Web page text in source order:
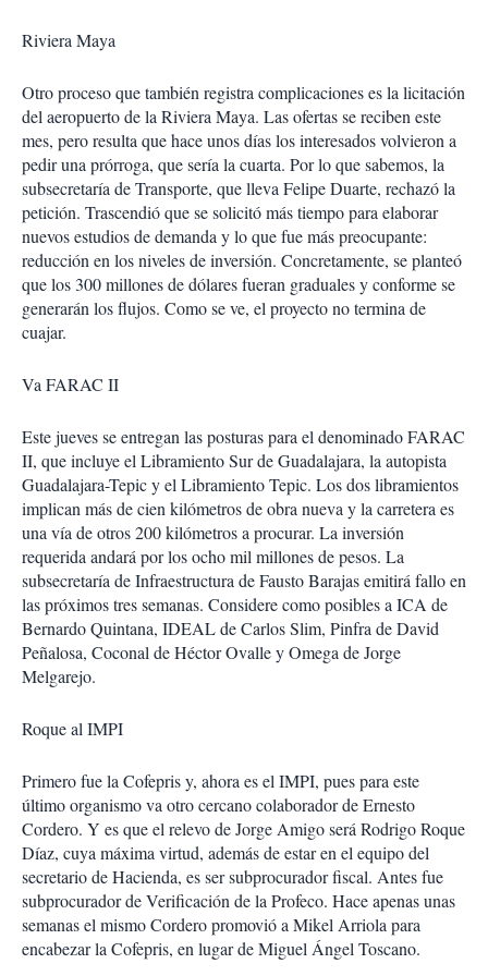
Riviera Maya
Otro proceso que también registra complicaciones es la licitación
del aeropuerto de la Riviera Maya. Las ofertas se reciben este
mes, pero resulta que hace unos días los interesados volvieron a
pedir una prórroga, que sería la cuarta. Por lo que sabemos, la
subsecretaría de Transporte, que lleva Felipe Duarte, rechazó la
petición. Trascendió que se solicitó más tiempo para elaborar
nuevos estudios de demanda y lo que fue más preocupante:
reducción en los niveles de inversión. Concretamente, se planteó
que los 300 millones de dólares fueran graduales y conforme se
generarán los flujos. Como se ve, el proyecto no termina de
cuajar.
Va FARAC II
Este jueves se entregan las posturas para el denominado FARAC
II, que incluye el Libramiento Sur de Guadalajara, la autopista
Guadalajara-Tepic y el Libramiento Tepic. Los dos libramientos
implican más de cien kilómetros de obra nueva y la carretera es
una vía de otros 200 kilómetros a procurar. La inversión
requerida andará por los ocho mil millones de pesos. La
subsecretaría de Infraestructura de Fausto Barajas emitirá fallo en
las próximos tres semanas. Considere como posibles a ICA de
Bernardo Quintana, IDEAL de Carlos Slim, Pinfra de David
Peñalosa, Coconal de Héctor Ovalle y Omega de Jorge
Melgarejo.
Roque al IMPI
Primero fue la Cofepris y, ahora es el IMPI, pues para este
último organismo va otro cercano colaborador de Ernesto
Cordero. Y es que el relevo de Jorge Amigo será Rodrigo Roque
Díaz, cuya máxima virtud, además de estar en el equipo del
secretario de Hacienda, es ser subprocurador fiscal. Antes fue
subprocurador de Verificación de la Profeco. Hace apenas unas
semanas el mismo Cordero promovió a Mikel Arriola para
encabezar la Cofepris, en lugar de Miguel Ángel Toscano.